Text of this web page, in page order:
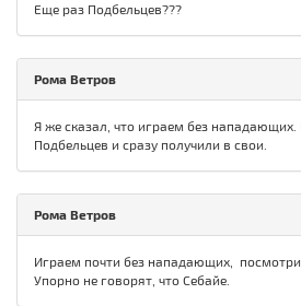
Еще раз Подбельцев???
Рома Ветров
Я же сказал, что играем без нападающих.
Подбельцев и сразу получили в свои.
Рома Ветров
Играем почти без нападающих,
Упорно не говорят, что Себайе.